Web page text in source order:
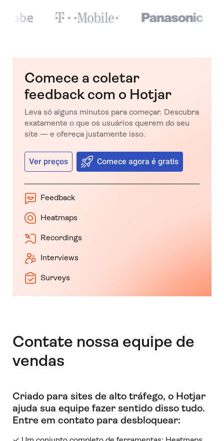
Comece a coletar
feedback com o Hotjar
Leva só alguns minutos para começar. Descubra
exatamente o que os usuários querem do seu
site — e ofereça justamente isso.
Ver preços Comece agora é gratis
Feedback
Heatmaps
Recordings
Interviews
Surveys
Contate nossa equipe de
vendas
Criado para sites de alto tráfego, o Hotjar
ajuda sua equipe fazer sentido disso tudo.
Entre em contato para desbloquear: